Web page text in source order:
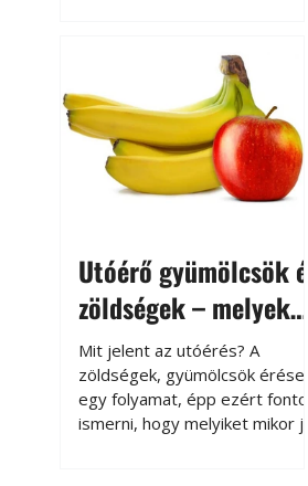
kertészkedés sokak számára
kikapcsolódást és feltöltődést
is jelent.
Utóérő gyümölcsök és
zöldségek – melyek
érnek tovább leszedés
után?
Mit jelent az utóérés? A
zöldségek, gyümölcsök érése
egy folyamat, épp ezért fontos
ismerni, hogy melyiket mikor jó